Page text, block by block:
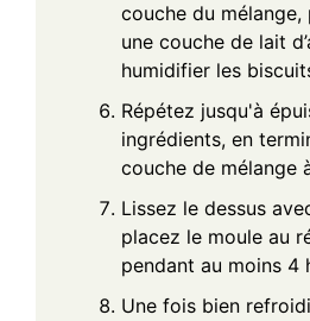
couche du mélange,
une couche de lait
humidifier les
Répétez jusqu'à
ingrédients, en
couche de mélange
Lissez le dessus
placez le moule au
pendant au moins 4
Une fois bien